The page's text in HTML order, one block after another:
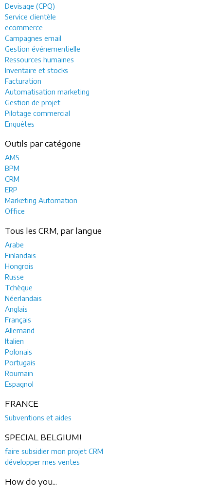
Devisage (CPQ)
Service clientèle
ecommerce
Campagnes email
Gestion événementielle
Ressources humaines
Inventaire et stocks
Facturation
Automatisation marketing
Gestion de projet
Pilotage commercial
Enquêtes
Outils par catégorie
AMS
BPM
CRM
ERP
Marketing Automation
Office
Tous les CRM, par langue
Arabe
Finlandais
Hongrois
Russe
Tchèque
Néerlandais
Anglais
Français
Allemand
Italien
Polonais
Portugais
Roumain
Espagnol
FRANCE
Subventions et aides
SPECIAL BELGIUM!
faire subsidier mon projet CRM
développer mes ventes
How do you...